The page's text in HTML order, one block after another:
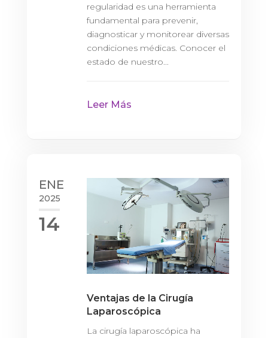
regularidad es una herramienta
fundamental para prevenir,
diagnosticar y monitorear diversas
condiciones médicas. Conocer el
estado de nuestro...
Leer Más
ENE
2025
14
Ventajas de la Cirugía
Laparoscópica
La cirugía laparoscópica ha